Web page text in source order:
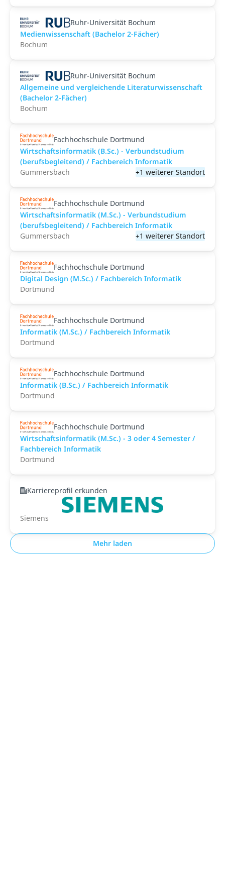
Ruhr-Universität Bochum
Medienwissenschaft (Bachelor 2-Fächer)
Bochum
Ruhr-Universität Bochum
Allgemeine und vergleichende Literaturwissenschaft
(Bachelor 2-Fächer)
Bochum
Fachhochschule Dortmund
Wirtschaftsinformatik (B.Sc.) - Verbundstudium
(berufsbegleitend) / Fachbereich Informatik
Gummersbach
+1 weiterer Standort
Fachhochschule Dortmund
Wirtschaftsinformatik (M.Sc.) - Verbundstudium
(berufsbegleitend) / Fachbereich Informatik
Gummersbach
+1 weiterer Standort
Fachhochschule Dortmund
Digital Design (M.Sc.) / Fachbereich Informatik
Dortmund
Fachhochschule Dortmund
Informatik (M.Sc.) / Fachbereich Informatik
Dortmund
Fachhochschule Dortmund
Informatik (B.Sc.) / Fachbereich Informatik
Dortmund
Fachhochschule Dortmund
Wirtschaftsinformatik (M.Sc.) - 3 oder 4 Semester /
Fachbereich Informatik
Dortmund
Karriereprofil erkunden
Siemens
Mehr laden